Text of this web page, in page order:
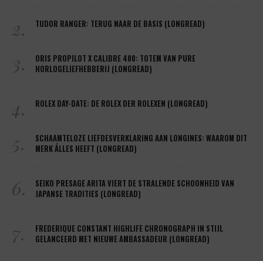
2. TUDOR RANGER: TERUG NAAR DE BASIS (LONGREAD)
3.
ORIS PROPILOT X CALIBRE 400: TOTEM VAN PURE
HORLOGELIEFHEBBERIJ (LONGREAD)
4. ROLEX DAY-DATE: DE ROLEX DER ROLEXEN (LONGREAD)
5.
SCHAAMTELOZE LIEFDESVERKLARING AAN LONGINES: WAAROM DIT
MERK ÁLLES HEEFT (LONGREAD)
6.
SEIKO PRESAGE ARITA VIERT DE STRALENDE SCHOONHEID VAN
JAPANSE TRADITIES (LONGREAD)
7.
FREDERIQUE CONSTANT HIGHLIFE CHRONOGRAPH IN STIJL
GELANCEERD MET NIEUWE AMBASSADEUR (LONGREAD)